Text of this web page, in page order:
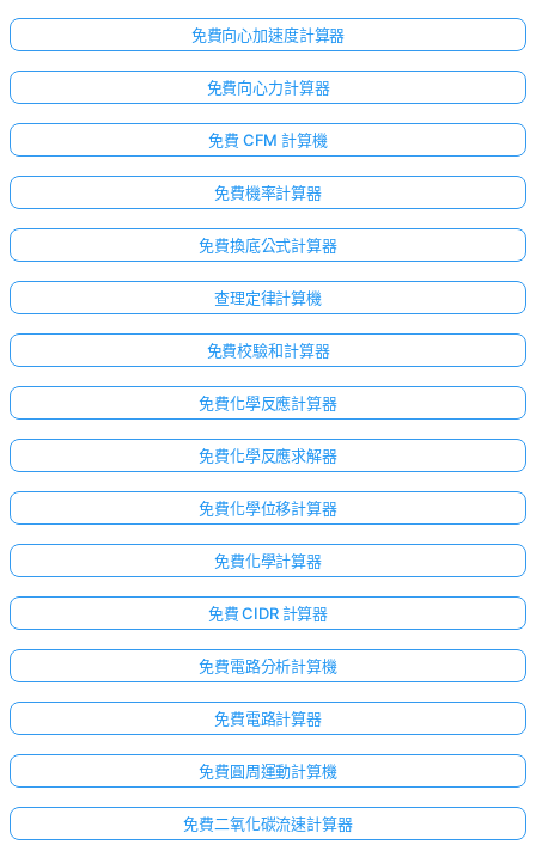
免費向心加速度計算器
免費向心力計算器
免費 CFM 計算機
免費機率計算器
免費換底公式計算器
查理定律計算機
免費校驗和計算器
免費化學反應計算器
免費化學反應求解器
免費化學位移計算器
免費化學計算器
免費 CIDR 計算器
免費電路分析計算機
免費電路計算器
免費圓周運動計算機
免費二氧化碳流速計算器